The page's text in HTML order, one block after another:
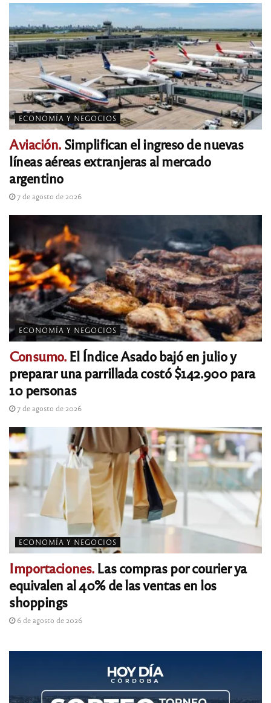
ECONOMÍA Y NEGOCIOS
Aviación. Simplifican el ingreso de nuevas
líneas aéreas extranjeras al mercado
argentino
7 de agosto de 2026
ECONOMÍA Y NEGOCIOS
Consumo.El Índice Asado bajó en julio y
preparar una parrillada costó $142.900 para
10 personas
7 de agosto de 2026
ECONOMÍA Y NEGOCIOS
Importaciones.Las compras por courier ya
equivalen al 40% de las ventas en los
shoppings
6 de agosto de 2026